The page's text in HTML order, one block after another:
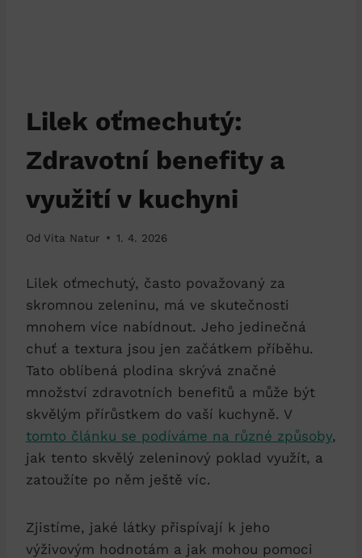
Lilek oťmechutý:
Zdravotní benefity a
využití v kuchyni
Od Vita Natur 1. 4. 2026
Lilek oťmechutý, často považovaný za
skromnou zeleninu, má ve skutečnosti
mnohem více nabídnout. Jeho jedinečná
chuť a textura jsou jen začátkem příběhu.
Tato oblíbená plodina skrývá značné
množství zdravotních benefitů a může být
skvělým přírůstkem do vaší kuchyně. V
tomto článku se podíváme na různé způsoby,
jak tento skvělý zeleninový poklad využít, a
zatoužíte po něm ještě víc.
Zjistíme, jaké látky přispívají k jeho
výživovým hodnotám a jak mohou pomoci